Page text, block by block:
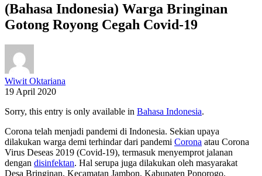
(Bahasa Indonesia) Warga Bringinan
Gotong Royong Cegah Covid-19
Wiwit Oktariana
19 April 2020
Sorry, this entry is only available in Bahasa Indonesia.
Corona telah menjadi pandemi di Indonesia. Sekian upaya
dilakukan warga demi terhindar dari pandemi Corona atau Corona
Virus Deseas 2019 (Covid-19), termasuk menyemprot jalanan
dengan disinfektan. Hal serupa juga dilakukan oleh masyarakat
Desa Bringinan, Kecamatan Jambon, Kabupaten Ponorogo.